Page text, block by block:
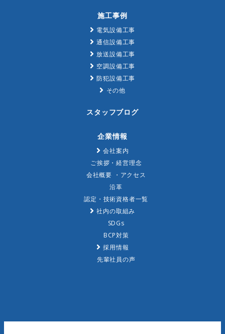
施工事例
電気設備工事
通信設備工事
放送設備工事
空調設備工事
防犯設備工事
その他
スタッフブログ
企業情報
会社案内
ご挨拶・経営理念
会社概要 ・アクセス
沿革
認定・技術資格者一覧
社内の取組み
SDGs
BCP対策
採用情報
先輩社員の声